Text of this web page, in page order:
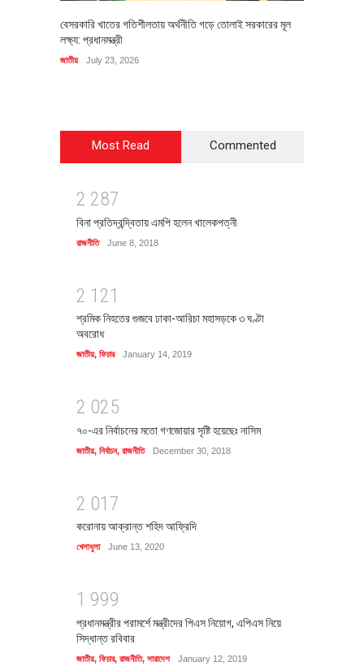
বেসরকারি খাতের গতিশীলতায় অর্থনীতি গড়ে তোলাই সরকারের মূল
লক্ষ্য: প্রধানমন্ত্রী
জাতীয় July 23, 2026
Most Read Commented
2 287
বিনা প্রতিদ্বন্দ্বিতায় এমপি হলেন খালেকপত্নী
রাজনীতি June 8, 2018
2 1 21
শ্রমিক নিহতের গুজবে ঢাকা-আরিচা মহাসড়কে ৩ ঘণ্টা
অবরোধ
জাতীয়, ফিচার January 14, 2019
2 025
৭০-এর নির্বাচনের মতো গণজোয়ার সৃষ্টি হয়েছেঃ নাসিম
জাতীয়, নির্বাচন, রাজনীতি December 30, 2018
2 01 7
করোনায় আক্রান্ত শহিদ আফ্রিদি
খেলাধুলা June 13, 2020
1 999
প্রধানমন্ত্রীর পরামর্শে মন্ত্রীদের পিএস নিয়োগ, এপিএস নিয়ে
সিদ্ধান্ত রবিবার
জাতীয়, ফিচার, রাজনীতি, সারাদেশ January 12, 2019